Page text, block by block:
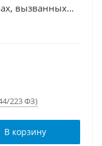
вызванных
муляжа
состояния
первой
переломах,
различные
ранения и
223 ФЗ)
В корзину